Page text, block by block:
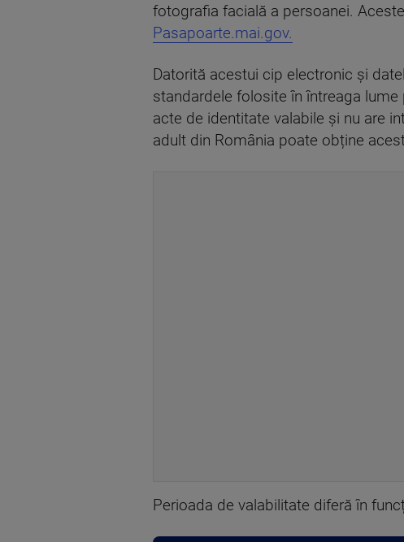
fotografia facială a persoanei.
Pasapoarte.mai.gov.
Datorită acestui cip electronic și
standardele folosite în întreaga
acte de identitate valabile și nu are
adult din România poate obține
Perioada de valabilitate diferă în